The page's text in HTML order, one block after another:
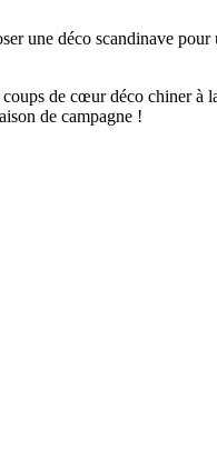
une déco scandinave
de cœur déco chiner à
de campagne !